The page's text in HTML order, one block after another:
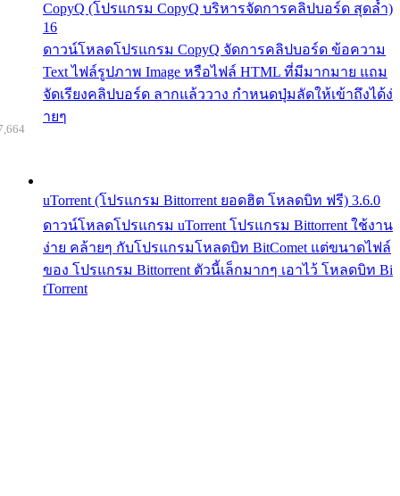
CopyQ (โปรแกรม CopyQ บริหารจัดการคลิปบอร์ด สุดล้ำ)
16
ดาวน์โหลดโปรแกรม CopyQ จัดการคลิปบอร์ด ข้อความ
Text ไฟล์รูปภาพ Image หรือไฟล์ HTML ที่มีมากมาย แถม
จัดเรียงคลิปบอร์ด ลากแล้ววาง กำหนดปุ่มลัดให้เข้าถึงได้ง่
ายๆ
uTorrent (โปรแกรม Bittorrent ยอดฮิต โหลดบิท ฟรี) 3.6.0
ดาวน์โหลดโปรแกรม uTorrent โปรแกรม Bittorrent ใช้งาน
ง่าย คล้ายๆ กับโปรแกรมโหลดบิท BitComet แต่ขนาดไฟล์
ของ โปรแกรม Bittorrent ตัวนี้เล็กมากๆ เอาไว้ โหลดบิท Bi
tTorrent